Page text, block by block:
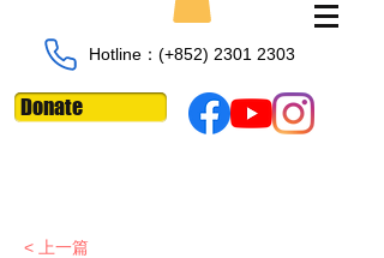
Hotline：​​(+852) 2301 2303
Donate
< 上一篇